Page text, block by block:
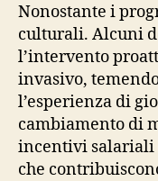
Nonostante i
culturali. Alcuni
l’intervento
invasivo,
l’esperienza di
cambiamento di
incentivi salariali
che